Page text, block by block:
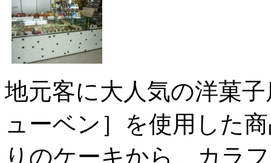
地元客に大人気の洋菓
ューベン］を使用した
りのケーキから、カラ